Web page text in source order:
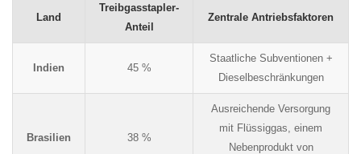
Land
Treibgasstapler-
Anteil
Zentrale Antriebsfaktoren
Indien 45 %
Staatliche Subventionen +
Dieselbeschränkungen
Brasilien 38 %
Ausreichende Versorgung
mit Flüssiggas, einem
Nebenprodukt von